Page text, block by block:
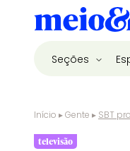
Seções
Início ▸Gente ▸ SBT
televisão